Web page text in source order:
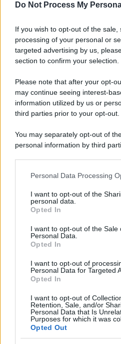
Do Not Process My
If you wish to opt-out of the
processing of your personal or
targeted advertising by us,
section to confirm your selection.
Please note that after your opt-
may continue seeing interest-
information utilized by us or
third parties prior to your opt-out.
You may separately opt-out of
personal information by third
This information may also be
disclose it to other third parties.
Please note that this website/
services and may gather and
not limited to your visit or usage
grant or deny consent to Google
consent section.
Personal Data Processing
I want to opt-out of the
personal data.
Opted In
I want to opt-out of the Sale
Personal Data.
Opted In
I want to opt-out of
Personal Data for Targeted
Opted In
I want to opt-out of
Retention, Sale, and/or
Personal Data that Is
Purposes for which it was
Opted Out
Eboli, un'altra
Fiamme vicino al
intervengono i